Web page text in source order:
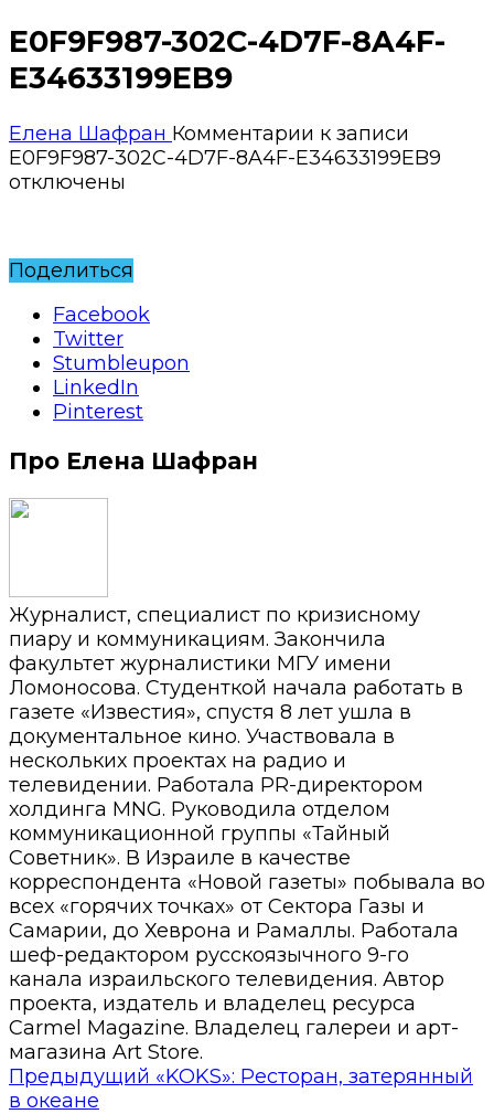
E0F9F987-302C-4D7F-8A4F-
E34633199EB9
Елена Шафран Комментарии к записи
E0F9F987-302C-4D7F-8A4F-E34633199EB9
отключены
Поделиться
Facebook
Twitter
Stumbleupon
LinkedIn
Pinterest
Про Елена Шафран
Журналист, специалист по кризисному
пиару и коммуникациям. Закончила
факультет журналистики МГУ имени
Ломоносова. Студенткой начала работать в
газете «Известия», спустя 8 лет ушла в
документальное кино. Участвовала в
нескольких проектах на радио и
телевидении. Работала PR-директором
холдинга MNG. Руководила отделом
коммуникационной группы «Тайный
Советник». В Израиле в качестве
корреспондента «Новой газеты» побывала во
всех «горячих точках» от Сектора Газы и
Самарии, до Хеврона и Рамаллы. Работала
шеф-редактором русскоязычного 9-го
канала израильского телевидения. Автор
проекта, издатель и владелец ресурса
Carmel Magazine. Владелец галереи и арт-
магазина Art Store.
Предыдущий «KOKS»: Ресторан, затерянный
в океане